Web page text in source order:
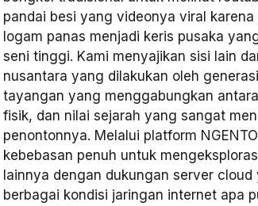
pandai besi yang videonya viral
logam panas menjadi keris pusaka
seni tinggi. Kami menyajikan sisi lain
nusantara yang dilakukan oleh
tayangan yang menggabungkan
fisik, dan nilai sejarah yang sangat
penontonnya. Melalui platform
kebebasan penuh untuk
lainnya dengan dukungan server
berbagai kondisi jaringan internet apa